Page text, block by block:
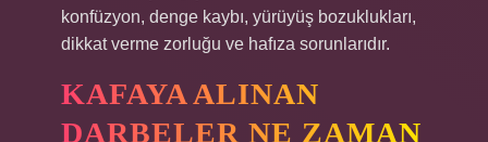
konfüzyon, denge kaybı, yürüyüş bozuklukları,
dikkat verme zorluğu ve hafıza sorunlarıdır.
KAFAYA ALINAN
DARBELER NE ZAMAN